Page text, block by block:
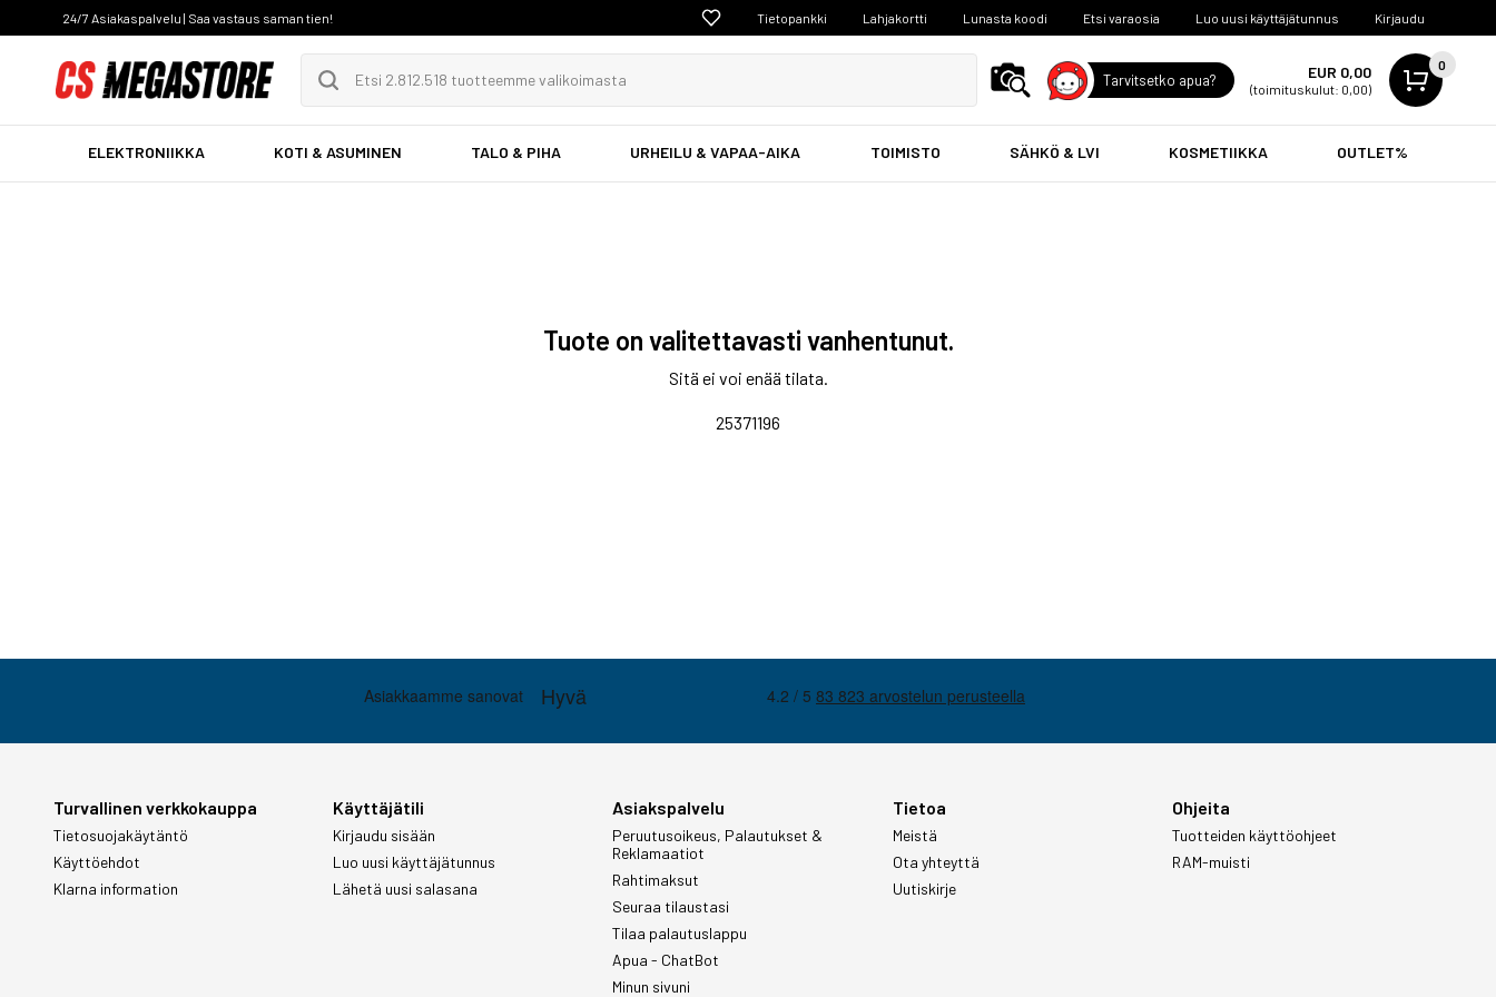
24/7 Asiakaspalvelu | Saa vastaus saman tien! Tietopankki Lahjakortti Lunasta koodi Etsi varaosia Luo uusi käyttäjätunnus Kirjaudu
Tarvitsetko apua? EUR 0,00
(toimituskulut: 0,00)
0
ELEKTRONIIKKA KOTI & ASUMINEN TALO & PIHA URHEILU & VAPAA-AIKA TOIMISTO SÄHKÖ & LVI KOSMETIIKKA OUTLET%
Tuote on valitettavasti vanhentunut.
Sitä ei voi enää tilata.
25371196
Turvallinen verkkokauppa
Tietosuojakäytäntö
Käyttöehdot
Klarna information
Käyttäjätili
Kirjaudu sisään
Luo uusi käyttäjätunnus
Lähetä uusi salasana
Asiakspalvelu
Peruutusoikeus, Palautukset &
Reklamaatiot
Rahtimaksut
Seuraa tilaustasi
Tilaa palautuslappu
Apua - ChatBot
Minun sivuni
Tietoa
Meistä
Ota yhteyttä
Uutiskirje
Ohjeita
Tuotteiden käyttöohjeet
RAM-muisti